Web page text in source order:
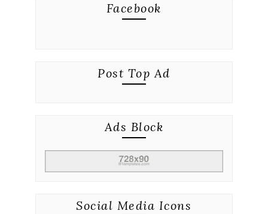
Facebook
Post Top Ad
Ads Block
Social Media Icons